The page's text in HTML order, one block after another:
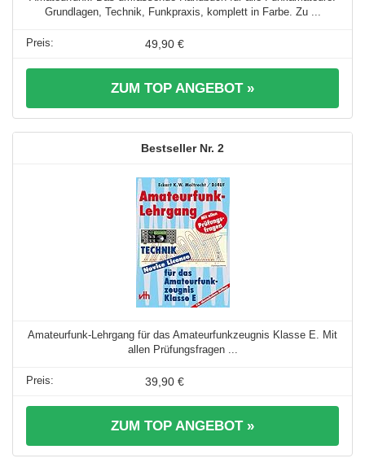
Grundlagen, Technik, Funkpraxis, komplett in Farbe. Zu ...
49,90 €
ZUM TOP ANGEBOT »
2
Amateurfunk-Lehrgang für das Amateurfunkzeugnis Klasse E. Mit
allen Prüfungsfragen ...
39,90 €
ZUM TOP ANGEBOT »